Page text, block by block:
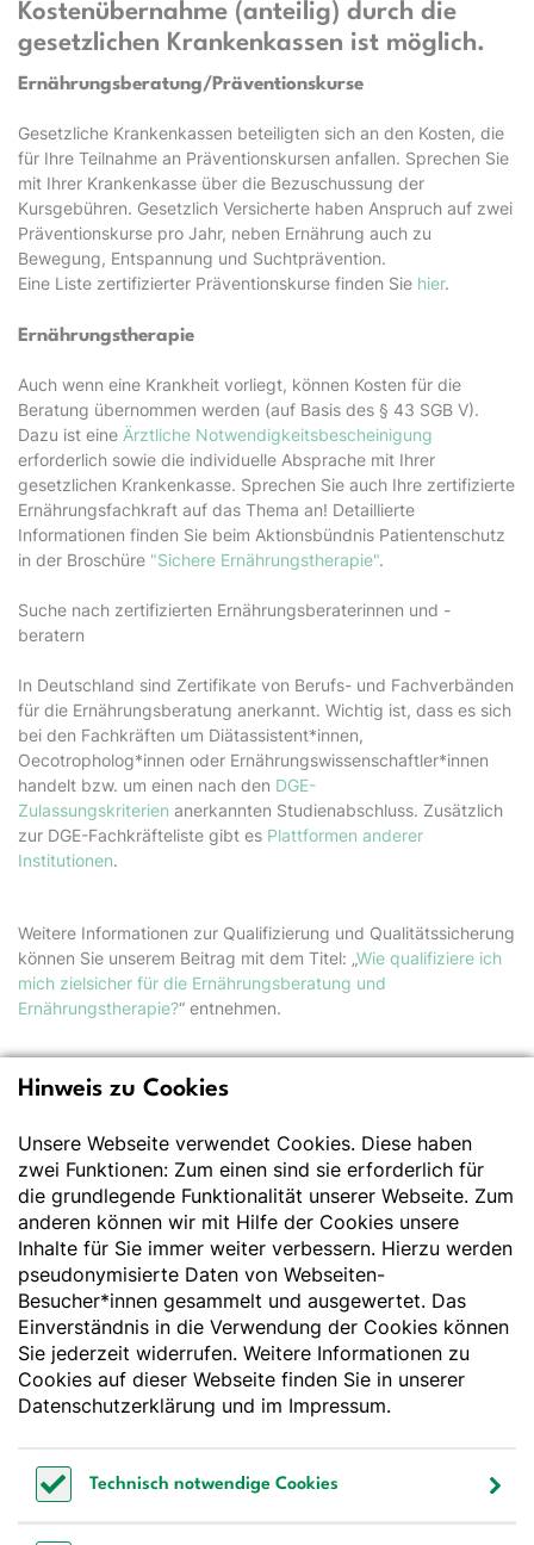
Kostenübernahme (anteilig) durch die
gesetzlichen Krankenkassen ist möglich.
Ernährungsberatung/Präventionskurse
Gesetzliche Krankenkassen beteiligten sich an den Kosten, die
für Ihre Teilnahme an Präventionskursen anfallen. Sprechen Sie
mit Ihrer Krankenkasse über die Bezuschussung der
Kursgebühren. Gesetzlich Versicherte haben Anspruch auf zwei
Präventionskurse pro Jahr, neben Ernährung auch zu
Bewegung, Entspannung und Suchtprävention.
Eine Liste zertifizierter Präventionskurse finden Sie hier.
Ernährungstherapie
Auch wenn eine Krankheit vorliegt, können Kosten für die
Beratung übernommen werden (auf Basis des § 43 SGB V).
Dazu ist eine Ärztliche Notwendigkeitsbescheinigung
erforderlich sowie die individuelle Absprache mit Ihrer
gesetzlichen Krankenkasse. Sprechen Sie auch Ihre zertifizierte
Ernährungsfachkraft auf das Thema an! Detaillierte
Informationen finden Sie beim Aktionsbündnis Patientenschutz
in der Broschüre "Sichere Ernährungstherapie".
Suche nach zertifizierten Ernährungsberaterinnen und -
beratern
In Deutschland sind Zertifikate von Berufs- und Fachverbänden
für die Ernährungsberatung anerkannt. Wichtig ist, dass es sich
bei den Fachkräften um Diätassistent*innen,
Oecotropholog*innen oder Ernährungswissenschaftler*innen
handelt bzw. um einen nach den DGE-
Zulassungskriterien anerkannten Studienabschluss. Zusätzlich
zur DGE-Fachkräfteliste gibt es Plattformen anderer
Institutionen.
Weitere Informationen zur Qualifizierung und Qualitätssicherung
können Sie unserem Beitrag mit dem Titel: „Wie qualifiziere ich
mich zielsicher für die Ernährungsberatung und
Ernährungstherapie?“ entnehmen.
für Ernährung e.V.
Der Wissenschaft verpflichtet - Ihre Partnerin für
Essen und Trinken
Deutsche Gesellschaft für Ernährung e. V.
Godesberger Allee 136
53175 Bonn
Tel:+49 228 3776-600
Fax:
+49 228 3776-800
webmaster@dge.de
[socialLinksTitle]
Hinweis zu Cookies
Unsere Webseite verwendet Cookies. Diese haben
zwei Funktionen: Zum einen sind sie erforderlich für
die grundlegende Funktionalität unserer Webseite. Zum
anderen können wir mit Hilfe der Cookies unsere
Inhalte für Sie immer weiter verbessern. Hierzu werden
pseudonymisierte Daten von Webseiten-
Besucher*innen gesammelt und ausgewertet. Das
Einverständnis in die Verwendung der Cookies können
Sie jederzeit widerrufen. Weitere Informationen zu
Cookies auf dieser Webseite finden Sie in unserer
Datenschutzerklärung und im Impressum.
Technisch notwendige Cookies